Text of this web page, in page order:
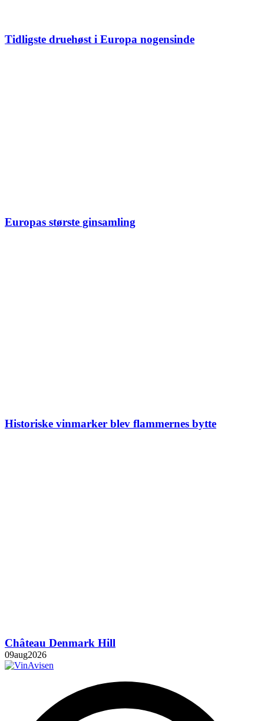
Tidligste druehøst i Europa nogensinde
Europas største ginsamling
Historiske vinmarker blev flammernes bytte
Château Denmark Hill
09aug2026